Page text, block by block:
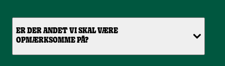
ER DER ANDET VI SKAL VÆRE
OPMÆRKSOMME PÅ?